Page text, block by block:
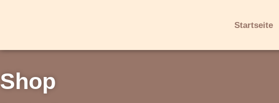
Startseite
Shop